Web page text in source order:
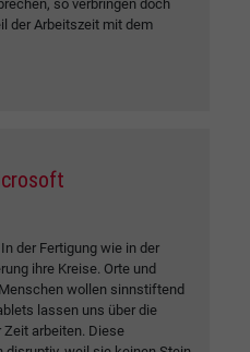
so verbringen doch
der Arbeitszeit mit dem
der Fertigung wie in der
ihre Kreise. Orte und
wollen sinnstiftend
lassen uns über die
Zeit arbeiten. Diese